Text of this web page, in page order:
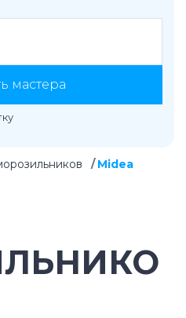
мастера
Midea